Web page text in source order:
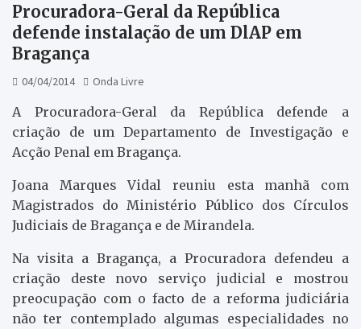
Procuradora-Geral da República
defende instalação de um DlAP em
Bragança
04/04/2014 Onda Livre
A Procuradora-Geral da República defende a
criação de um Departamento de Investigação e
Acção Penal em Bragança.
Joana Marques Vidal reuniu esta manhã com
Magistrados do Ministério Público dos Círculos
Judiciais de Bragança e de Mirandela.
Na visita a Bragança, a Procuradora defendeu a
criação deste novo serviço judicial e mostrou
preocupação com o facto de a reforma judiciária
não ter contemplado algumas especialidades no